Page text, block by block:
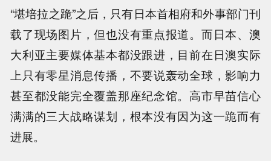
“堪培拉之跪”之后，只有日本首相府和外事部门刊
载了现场图片，但也没有重点报道。而日本、澳
大利亚主要媒体基本都没跟进，目前在日澳实际
上只有零星消息传播，不要说轰动全球，影响力
甚至都没能完全覆盖那座纪念馆。高市早苗信心
满满的三大战略谋划，根本没有因为这一跪而有
进展。